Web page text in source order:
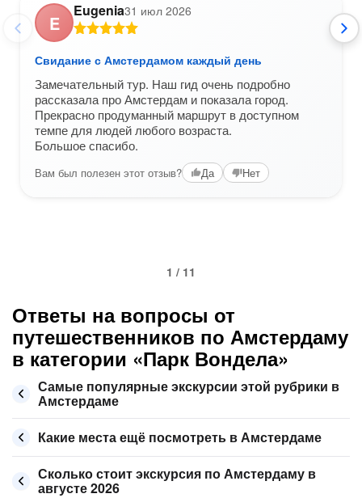
E
Eugenia31 июл 2026
Свидание с Амстердамом каждый день
Замечательный тур. Наш гид очень подробно
рассказала про Амстердам и показала город.
Прекрасно продуманный маршрут в доступном
темпе для людей любого возраста.
Большое спасибо.
Вам был полезен этот отзыв? Да Нет
1 / 11
Ответы на вопросы от
путешественников по Амстердаму
в категории «Парк Вондела»
Самые популярные экскурсии этой рубрики в
Амстердаме
Какие места ещё посмотреть в Амстердаме
Сколько стоит экскурсия по Амстердаму в
августе 2026